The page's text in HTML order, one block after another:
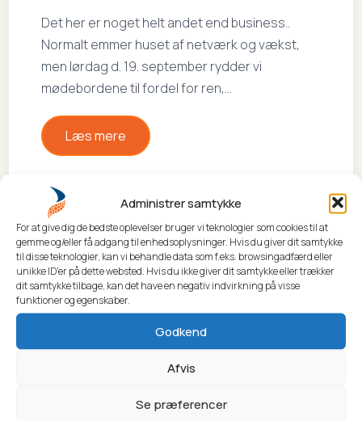
Administrer samtykke
For at give dig de bedste oplevelser bruger vi teknologier som cookies til at
gemme og/eller få adgang til enhedsoplysninger. Hvis du giver dit samtykke
til disse teknologier, kan vi behandle data som f.eks. browsingadfærd eller
unikke ID'er på dette websted. Hvis du ikke giver dit samtykke eller trækker
dit samtykke tilbage, kan det have en negativ indvirkning på visse
funktioner og egenskaber.
Godkend
Afvis
Se præferencer
Det her er noget helt andet end business..
Normalt emmer huset af netværk og vækst,
men lørdag d. 19. september rydder vi
mødebordene til fordel for ren,…
Læs mere
24
SEP
Socialt event
Fælles Frokost